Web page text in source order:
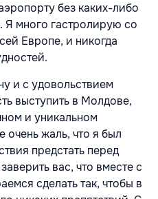
без каких-либо
много гастролирую со
Европе, и никогда
и с удовольствием
выступить в Молдове,
и уникальном
очень жаль, что я был
предстать перед
вас, что вместе с
сделать так, чтобы в